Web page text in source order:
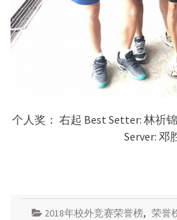
个人奖： 右起 Best Setter: 林祈
Server: 邓
2018年校外竞赛荣誉榜, 荣誉